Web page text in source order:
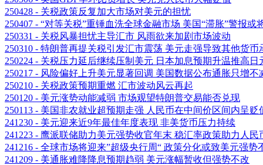
250428 - 关税政策反复加大市场对美元的担忧
250407 - “对等关税”重锤血洗全球金融市场 美国“滞胀”警报或
250331 - 关税风暴担忧主导汇市 风雨欲来加剧市场波动
250310 - 特朗普再提关税引发汇市震荡 美元走强导致其他货币
250224 - 关税压力延后继续压制美元 日本加息预期升温推高日
250217 - 风险偏好上升美元显著回调 美国数据公布通胀只增不
250210 - 关税政策预期重燃 汇市波动风云再起
250120 - 美元涨势动能减弱 市场观望特朗普交易能否兑现
250113 - 美国非农就业超预期走强 人民币在中间价区间内呈贬
241230 - 美元迎来近9年最佳年度表现 非美货币压力持续
241223 - 鹰派联储助力美元强势收官年末 稳汇率政策助力人民
241216 - 全球市场将迎来”超级央行周“ 政策分化或致美元强势
241209 - 美通胀难降降息预期趋弱 美元涨幅暂收但强势不改